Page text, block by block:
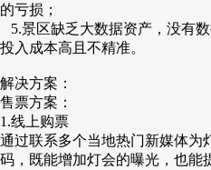
的亏损；
5.景区缺乏大数据资产，没有
投入成本高且不精准。
解决方案：
售票方案：
1.线上购票
通过联系多个当地热门新媒体为
码，既能增加灯会的曝光，也能